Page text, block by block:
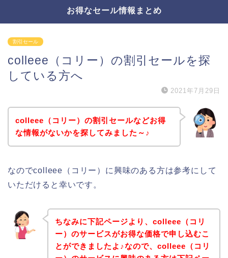
お得なセール情報まとめ
割引セール
colleee（コリー）の割引セールを探
している方へ
2021年7月29日
colleee（コリー）の割引セールなどお得
な情報がないかを探してみました～♪
なのでcolleee（コリー）に興味のある方は参考にして
いただけると幸いです。
ちなみに下記ページより、colleee（コリ
ー）のサービスがお得な価格で申し込むこ
とができましたよ♪なので、colleee（コリ